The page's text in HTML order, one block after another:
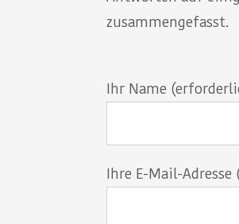
zusammengefasst.
Ihr Name
Ihre E-Mail-